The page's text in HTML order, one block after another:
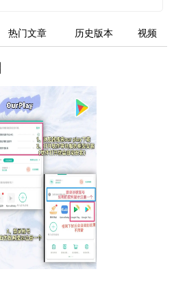
热门文章 历史版本 视频